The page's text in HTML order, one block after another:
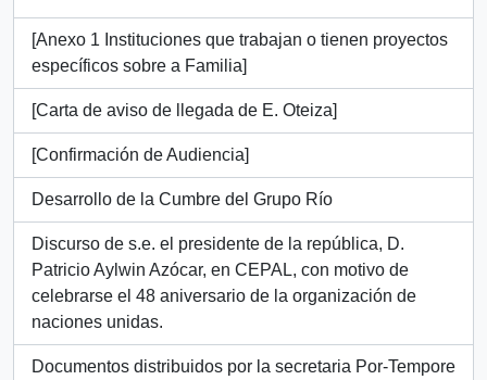
[Anexo 1 Instituciones que trabajan o tienen proyectos
específicos sobre a Familia]
[Carta de aviso de llegada de E. Oteiza]
[Confirmación de Audiencia]
Desarrollo de la Cumbre del Grupo Río
Discurso de s.e. el presidente de la república, D.
Patricio Aylwin Azócar, en CEPAL, con motivo de
celebrarse el 48 aniversario de la organización de
naciones unidas.
Documentos distribuidos por la secretaria Por-Tempore